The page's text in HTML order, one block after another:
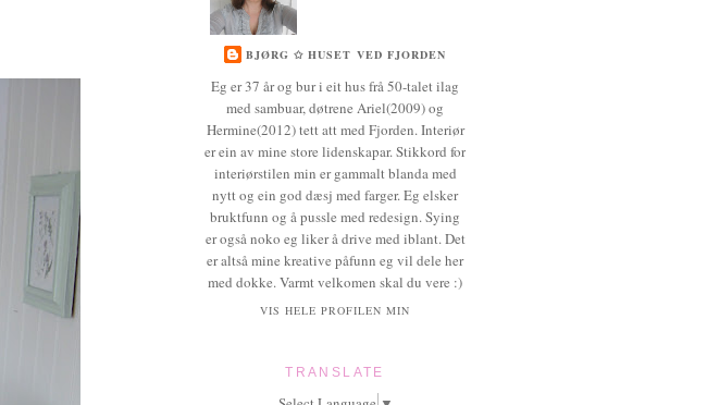
BJØRG ✩ HUSET VED FJORDEN
Eg er 37 år og bur i eit hus frå 50-talet ilag
med sambuar, døtrene Ariel(2009) og
Hermine(2012) tett att med Fjorden. Interiør
er ein av mine store lidenskapar. Stikkord for
interiørstilen min er gammalt blanda med
nytt og ein god dæsj med farger. Eg elsker
bruktfunn og å pussle med redesign. Sying
er også noko eg liker å drive med iblant. Det
er altså mine kreative påfunn eg vil dele her
med dokke. Varmt velkomen skal du vere :)
VIS HELE PROFILEN MIN
TRANSLATE